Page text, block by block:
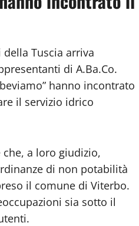
della Tuscia arriva
di A.Ba.Co.
hanno incontrato
il servizio idrico
a loro giudizio,
di non potabilità
il comune di Viterbo.
sia sotto il